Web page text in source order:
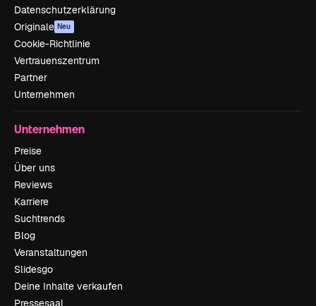
Datenschutzerklärung
Originale Neu
Cookie-Richtlinie
Vertrauenszentrum
Partner
Unternehmen
Unternehmen
Preise
Über uns
Reviews
Karriere
Suchtrends
Blog
Veranstaltungen
Slidesgo
Deine Inhalte verkaufen
Pressesaal